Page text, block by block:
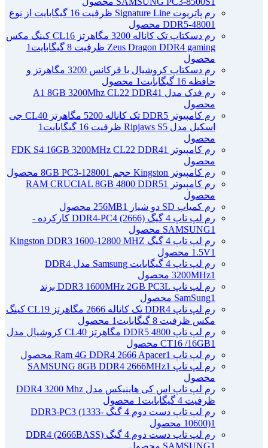
رم پاتریوت Signature Line ظرفیت 16 گیگابایت از نوع
DDR5-48001 محصول
رم دسکتاپ تک کاناله 3200 مگاهرتز CL16 کینگ مکس
Zeus Dragon DDR4 gaming ظرفیت 8 گیگابایت
1
محصول
رم دسکتاپ کروشیال با فرکانس 3200 مگاهرتز و
حافظه 16 گیگابایت
1 محصول
رم فدک مدل A1 8GB 3200Mhz CL22 DDR4 1
محصول
رم کامپیوتر DDR5 تک کاناله 5200 مگاهرتز CL40 جی
اسکیل مدل Ripjaws S5 ظرفیت 16 گیگابایت
1
محصول
رم کامپیوتر FDK S4 16GB 3200MHz CL22 DDR4
1
محصول
رم کامپیوتر Kingston حجم 8GB PC3-12800
1 محصول
رم کامپیوتر RAM CRUCIAL 8GB 4800 DDR5
1
محصول
رم کمیاب SD دو شیار 256MB
1 محصول
رم لپ تاپ 4 گیگ DDR4-PC4 (2666) کارکرده -
SAMSUNG1 محصول
رم لپ تاپ 4 گیگ Kingston DDR3 1600-12800 MHZ
1.5V1 محصول
رم لپ تاپ 4 گیگابایت Samsung مدل DDR4
3200MHz1 محصول
رم لپ تاپ DDR3 1600MHz 2GB PC3L برند
SamSung1 محصول
رم لپ تاپ DDR4 تک کاناله 2666 مگاهرتز CL19 کینگ
مکس ظرفیت 8 گیگابایت
1 محصول
رم لپ تاپ DDR5 4800 مگاهرتز CL40 کروشیال مدل
CT16 /16GB1 محصول
رم لپ تاپ Ram 4G DDR4 2666 Apacer 1 محصول
رم لپ تاپ SAMSUNG 8GB DDR4 2666MHz 1
محصول
رم لپ تاپ اس کی هاینیکس مدل DDR4 3200 Mhz
ظرفیت 4 گیگابایت
1 محصول
رم لپ تاپ دست دوم 4 گیگ DDR3-PC3 (1333-
10600)1 محصول
رم لپ تاپ دست دوم 4 گیگ DDR4 (2666BASS)
SAMSUNG1 محصول